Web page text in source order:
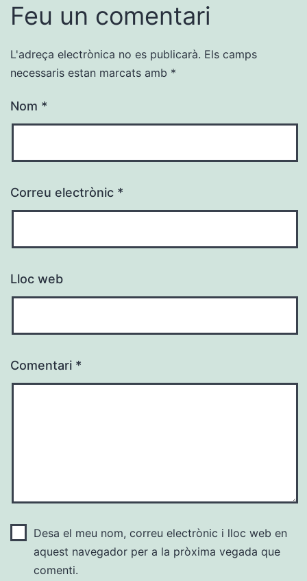
Feu un comentari
L'adreça electrònica no es publicarà. Els camps
necessaris estan marcats amb *
Nom *
Correu electrònic *
Lloc web
Comentari *
Desa el meu nom, correu electrònic i lloc web en
aquest navegador per a la pròxima vegada que
comenti.